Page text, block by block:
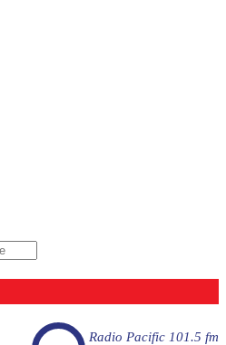
Radio Pacific 101.5 fm